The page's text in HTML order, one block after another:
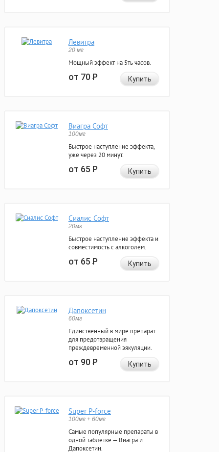
Левитра
20 мг
Мощный эффект на 5ть часов.
от 70Р Купить
Виагра Софт
100мг
Быстрое наступление эффекта,
уже через 20 минут.
от 65Р Купить
Сиалис Софт
20мг
Быстрое наступление эффекта и
совместимость с алкоголем.
от 65Р Купить
Дапоксетин
60мг
Единственный в мире препарат
для предотвращения
преждевременной эякуляции.
от 90Р Купить
Super P-force
100мг + 60мг
Самые популярные препараты в
одной таблетке — Виагра и
Дапоксетин.